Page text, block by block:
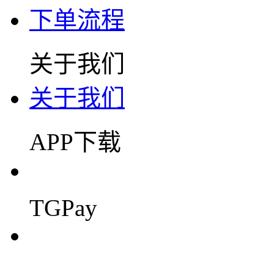
下单流程
关于我们
关于我们
APP下载
TGPay